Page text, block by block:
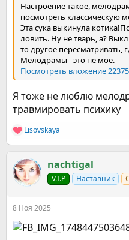
Настроение такое,
посмотреть классическую
Эта сука выкинула
ловить. Ну не тварь, а?
то другое пересматривать,
Мелодрамы - это не моё.
Посмотреть вложение
Я тоже не люблю
травмировать психику
Р
е
к
ц
и
Lisovskaya
nachtigal
V.I.P Наставник
8 Ноя 2025